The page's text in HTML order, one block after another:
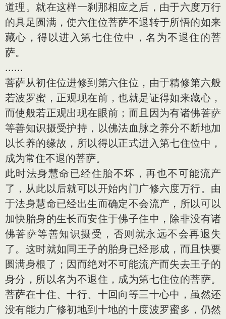
道理。就在这样一刹那相应之后，由于六度万行
的具足圆满，使六住位菩萨不退转于所悟的如来
藏心，得以进入第七住位中，名为不退住的菩
萨。
......
菩萨从初住位进修到第六住位，由于精修第六般
若波罗蜜，正观现在前，也就是证得如来藏心，
而使般若正观出现在眼前；而且因为有诸佛菩萨
等善知识摄受护持，以佛法血脉之养分不断地加
以长养的缘故，所以得以正式进入第七住位中，
成为常住不退的菩萨。
此时法身慧命已经住胎不坏，再也不可能流产
了，从此以后就可以开始内门广修六度万行。由
于法身慧命已经出生而确定不会流产，所以可以
加快胎身的生长而安住于佛子住中，除非没有诸
佛菩萨等善知识摄受，否则就永远不会再退失
了。这时就如同王子的胎身已经形成，而且快要
圆满身根了；因而绝对不可能流产而失去王子的
身分，所以名为不退住，成为第七住位的菩萨。
菩萨在十住、十行、十回向等三十心中，虽然还
没有能力广修初地到十地的十度波罗蜜多，仍然